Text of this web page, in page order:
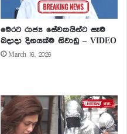
මෙරට රාජ්‍ය සේවකයින්ට සෑම
බදාදා දිනයක්ම නිවාඩු – VIDEO
March 16, 2026